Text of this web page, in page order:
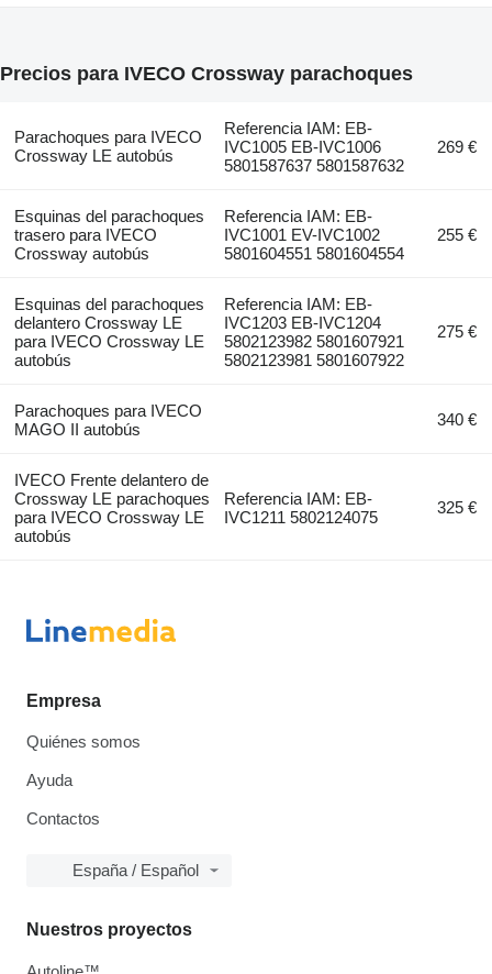
Precios para IVECO Crossway parachoques
Parachoques para IVECO
Crossway LE autobús
Referencia IAM: EB-
IVC1005 EB-IVC1006
5801587637 5801587632
269 €
Esquinas del parachoques
trasero para IVECO
Crossway autobús
Referencia IAM: EB-
IVC1001 EV-IVC1002
5801604551 5801604554
255 €
Esquinas del parachoques
delantero Crossway LE
para IVECO Crossway LE
autobús
Referencia IAM: EB-
IVC1203 EB-IVC1204
5802123982 5801607921
5802123981 5801607922
275 €
Parachoques para IVECO
MAGO II autobús
340 €
IVECO Frente delantero de
Crossway LE parachoques
para IVECO Crossway LE
autobús
Referencia IAM: EB-
IVC1211 5802124075
325 €
Empresa
Quiénes somos
Ayuda
Contactos
España / Español
Nuestros proyectos